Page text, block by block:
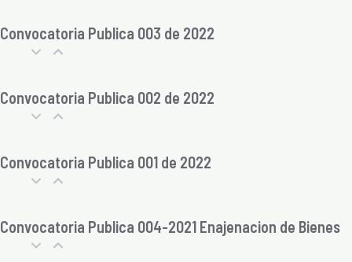
Convocatoria Publica 003 de 2022
Convocatoria Publica 002 de 2022
Convocatoria Publica 001 de 2022
Convocatoria Publica 004-2021 Enajenacion de Bienes